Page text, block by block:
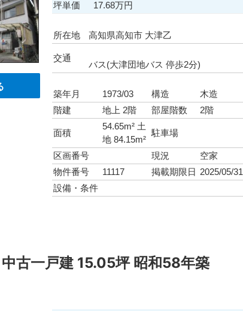
坪単価 17.68万円
所在地 高知県高知市 大津乙
交通
バス(大津団地バス 停歩2分)
築年月 1973/03 構造
木造
階建
地上 2階 部屋階数 2階
面積
54.65m² 土
地 84.15m²
駐車場
区画番号 現況
空家
物件番号
11117 掲載期限日
2025/05/31
設備・条件
古一戸建 15.05坪 昭和58年築